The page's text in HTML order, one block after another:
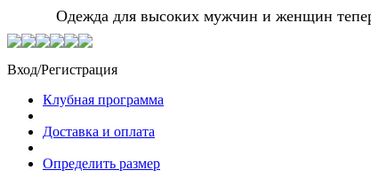
Одежда для высоких мужчин и женщин
Вход/Регистрация
Клубная программа
Доставка и оплата
Определить размер